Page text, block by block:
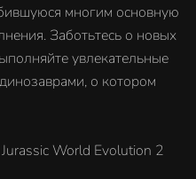
многим основную
Заботьтесь о новых
увлекательные
о котором
World Evolution 2